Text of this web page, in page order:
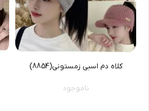
کلاه دم اسبی زمستونی(8854)
ناموجود